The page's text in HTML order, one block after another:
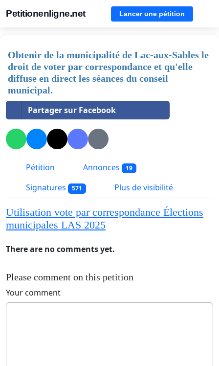
Petitionenligne.net Lancer une pétition
Obtenir de la municipalité de Lac-aux-Sables le
droit de voter par correspondance et qu'elle
diffuse en direct les séances du conseil
municipal.
Partager sur Facebook
Pétition Annonces 19
Signatures 571 Plus de visibilité
Utilisation vote par correspondance Élections
municipales LAS 2025
There are no comments yet.
Please comment on this petition
Your comment